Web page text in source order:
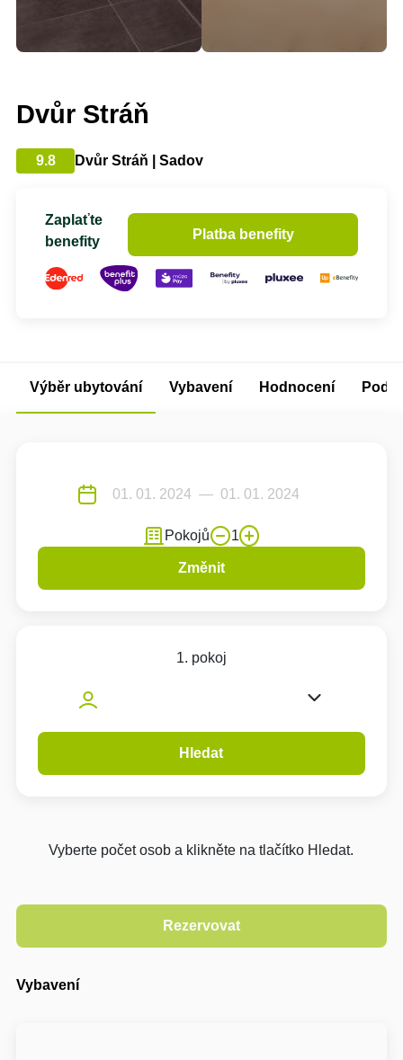
Dvůr Stráň
9.8 Dvůr Stráň | Sadov
Zaplaťte
benefity
Platba benefity
Výběr ubytování Vybavení Hodnocení
Pokojů 1
Změnit
1. pokoj
Hledat
Vyberte počet osob a klikněte na tlačítko Hledat.
Vybavení